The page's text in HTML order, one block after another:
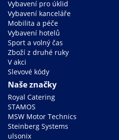
Vybavení pro úklid
Vybavení kanceláře
Mobilita a péče
Vybavení hotelů
Sport a volný čas
Zboží z druhé ruky
V akci
Slevové kódy
Naše značky
Royal Catering
STAMOS
MSW Motor Technics
Steinberg Systems
ulsonix